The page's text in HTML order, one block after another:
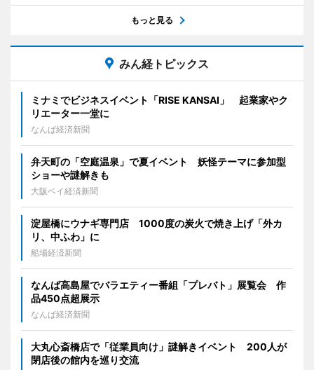
もっと見る
みん経トピックス
ミナミでビジネスイベント「RISE KANSAI」 起業家やク
リエーター一堂に
なんば経済新聞
弁天町の「空庭温泉」で夏イベント 妖怪テーマに参加型
ショーや謎解きも
大阪ベイ経済新聞
淀屋橋にウナギ専門店 1000度の炭火で焼き上げ「外カ
リ、中ふわ」に
船場経済新聞
なんば高島屋でバラエティー番組「プレバト」展覧会 作
品450点超展示
なんば経済新聞
大丸心斎橋店で「従業員向け」謎解きイベント 200人が
閉店後の館内を巡り交流